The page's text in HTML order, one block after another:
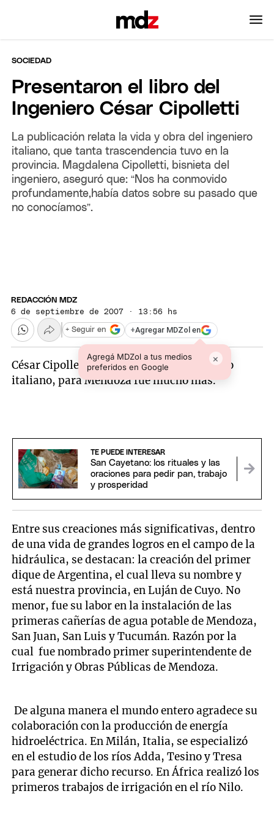
SOCIEDAD
Presentaron el libro del
Ingeniero César Cipolletti
La publicación relata la vida y obra del ingeniero
italiano, que tanta trascendencia tuvo en la
provincia. Magdalena Cipolletti, bisnieta del
ingeniero, aseguró que: “Nos ha conmovido
profundamente,había datos sobre su pasado que
no conocíamos”.
REDACCIÓN MDZ
6 de septiembre de 2007 · 13:56 hs
+Agregar MDZol en
Agregá MDZol a tus medios
preferidos en Google
×
+ Seguir en
César Cipolletti fue un ingeniero hidráulico
italiano, para Mendoza fue mucho más.
TE PUEDE INTERESAR
San Cayetano: los rituales y las
oraciones para pedir pan, trabajo
y prosperidad
Entre sus creaciones más significativas, dentro
de una vida de grandes logros en el campo de la
hidráulica, se destacan: la creación del primer
dique de Argentina, el cual lleva su nombre y
está nuestra provincia, en Luján de Cuyo. No
menor, fue su labor en la instalación de las
primeras cañerías de agua potable de Mendoza,
San Juan, San Luis y Tucumán. Razón por la
cual fue nombrado primer superintendente de
Irrigación y Obras Públicas de Mendoza.
De alguna manera el mundo entero agradece su
colaboración con la producción de energía
hidroeléctrica. En Milán, Italia, se especializó
en el estudio de los ríos Adda, Tesino y Tresa
para generar dicho recurso. En África realizó los
primeros trabajos de irrigación en el río Nilo.